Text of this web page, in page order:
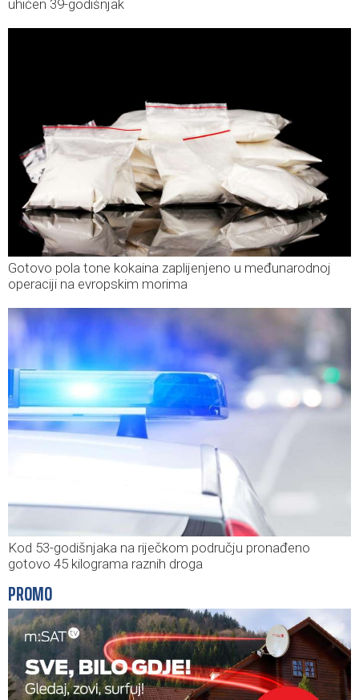
uhićen 39-godišnjak
Gotovo pola tone kokaina zaplijenjeno u međunarodnoj
operaciji na evropskim morima
Kod 53-godišnjaka na riječkom području pronađeno
gotovo 45 kilograma raznih droga
PROMO